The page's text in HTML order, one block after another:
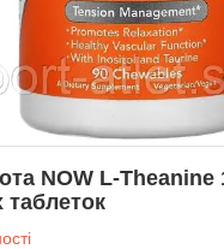
NOW L-Theanine